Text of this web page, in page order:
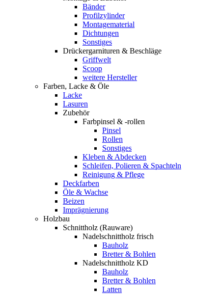
Bänder
Profilzylinder
Montagematerial
Dichtungen
Sonstiges
Drückergarnituren & Beschläge
Griffwelt
Scoop
weitere Hersteller
Farben, Lacke & Öle
Lacke
Lasuren
Zubehör
Farbpinsel & -rollen
Pinsel
Rollen
Sonstiges
Kleben & Abdecken
Schleifen, Polieren & Spachteln
Reinigung & Pflege
Deckfarben
Öle & Wachse
Beizen
Imprägnierung
Holzbau
Schnittholz (Rauware)
Nadelschnittholz frisch
Bauholz
Bretter & Bohlen
Nadelschnittholz KD
Bauholz
Bretter & Bohlen
Latten